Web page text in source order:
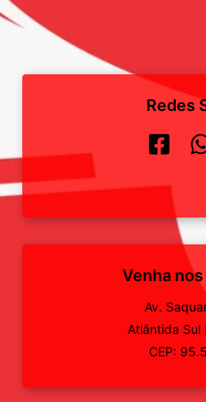
Redes
Venha
Av.
Atlântida Sul
CEP: